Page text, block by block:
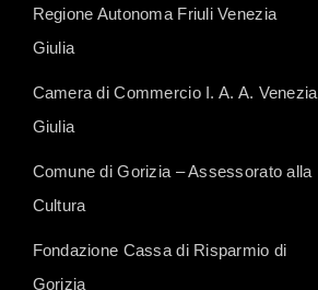
Regione Autonoma Friuli Venezia
Giulia
Camera di Commercio I. A. A. Venezia
Giulia
Comune di Gorizia – Assessorato alla
Cultura
Fondazione Cassa di Risparmio di
Gorizia